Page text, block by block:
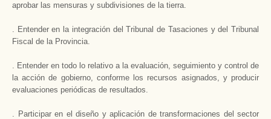
aprobar las mensuras y subdivisiones de la tierra.
. Entender en la integración del Tribunal de Tasaciones y del Tribunal
Fiscal de la Provincia.
. Entender en todo lo relativo a la evaluación, seguimiento y control de
la acción de gobierno, conforme los recursos asignados, y producir
evaluaciones periódicas de resultados.
. Participar en el diseño y aplicación de transformaciones del sector